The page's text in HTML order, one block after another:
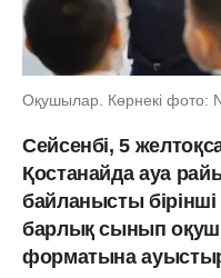
Оқушылар. Көрнекі фото:
Сейсенбі, 5
Қостанайда ауа
байланысты
барлық сынып
форматына